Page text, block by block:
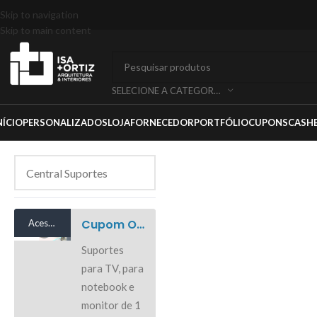
Skip to navigation
Skip to main content
SELECIONE A CATEGORIA
PERSONALIZADOSLOJAFORNECEDORPORTFÓLIOCUPONS
Acesse Cupom Oferta Central Suportes
Suportes
para TV, para
notebook e
monitor de 1